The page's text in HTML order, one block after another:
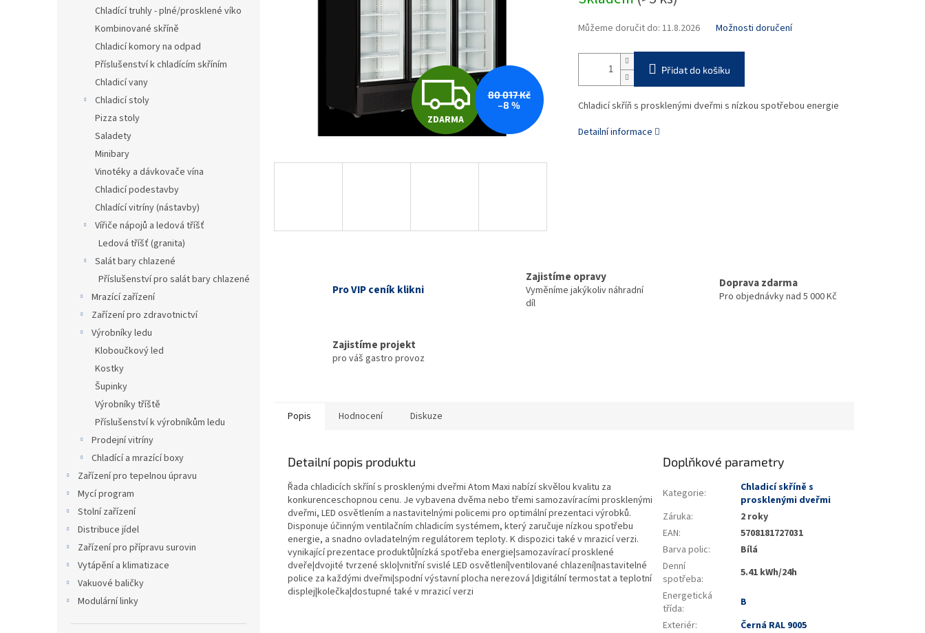
Chladící truhly - plné/prosklené víko
Kombinované skříně
Chladicí komory na odpad
Příslušenství k chladícím skříním
Chladicí vany
Chladicí stoly
Pizza stoly
Saladety
Minibary
Vinotéky a dávkovače vína
Chladicí podestavby
Chladící vitríny (nástavby)
Vířiče nápojů a ledová tříšť
Ledová tříšť (granita)
Salát bary chlazené
Příslušenství pro salát bary chlazené
Mrazící zařízení
Zařízení pro zdravotnictví
Výrobníky ledu
Kloboučkový led
Kostky
Šupinky
Výrobníky tříště
Příslušenství k výrobníkům ledu
Prodejní vitríny
Chladící a mrazící boxy
Zařízení pro tepelnou úpravu
Mycí program
Stolní zařízení
Distribuce jídel
Zařízení pro přípravu surovin
Vytápění a klimatizace
Vakuové baličky
Modulární linky
Z
D
R
ZDARMA
80 017 Kč
–8 %
Můžeme doručit do: 11.8.2026 Možnosti doručení
Přidat do košíku
Chladicí skříň s prosklenými dveřmi s nízkou spotřebou energie
Detailní informace
Pro VIP ceník klikni
Zajistíme opravy
Vyměníme jakýkoliv náhradní
díl
Doprava zdarma
Pro objednávky nad 5 000 Kč
Zajistíme projekt
pro váš gastro provoz
Popis Hodnocení Diskuze
Detailní popis produktu
Řada chladicích skříní s prosklenými dveřmi Atom Maxi nabízí skvělou kvalitu za
konkurenceschopnou cenu. Je vybavena dvěma nebo třemi samozavíracími prosklenými
dveřmi, LED osvětlením a nastavitelnými policemi pro optimální prezentaci výrobků.
Disponuje účinným ventilačním chladicím systémem, který zaručuje nízkou spotřebu
energie, a snadno ovladatelným regulátorem teploty. K dispozici také v mrazicí verzi.
vynikající prezentace produktů|nízká spotřeba energie|samozavírací prosklené
dveře|dvojité tvrzené sklo|vnitřní svislé LED osvětlení|ventilované chlazení|nastavitelné
police za každými dveřmi|spodní výstavní plocha nerezová |digitální termostat a teplotní
displej|kolečka|dostupné také v mrazicí verzi
Doplňkové parametry
Kategorie:
Chladicí skříně s
prosklenými dveřmi
Záruka:
2 roky
EAN:
5708181727031
Barva polic:
Bílá
Denní
spotřeba:
5.41 kWh/24h
Energetická
třída:
B
Exteriér:
Černá RAL 9005